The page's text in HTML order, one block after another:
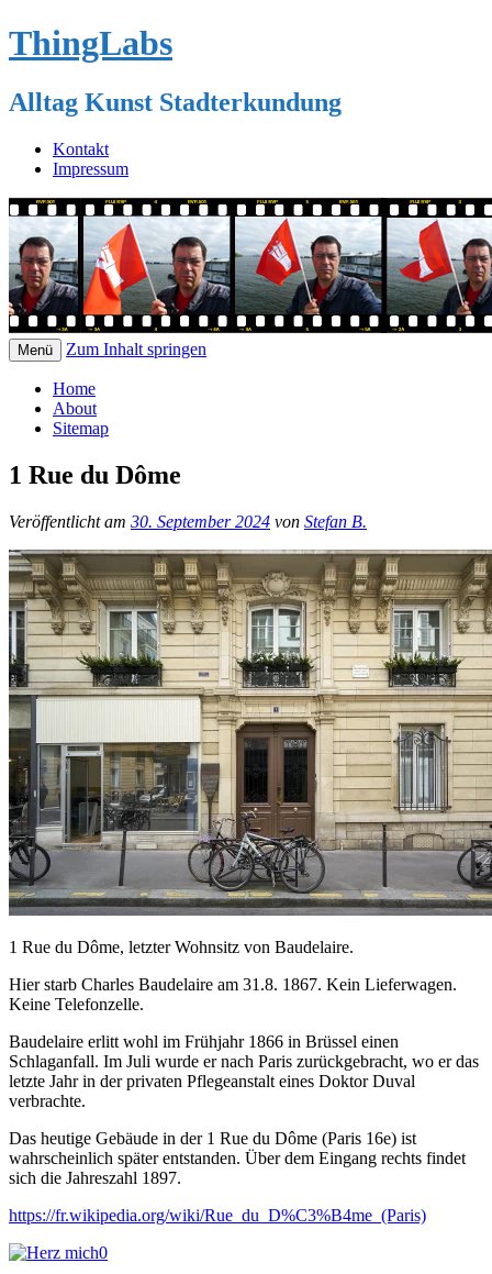
ThingLabs
Alltag Kunst Stadterkundung
Kontakt
Impressum
Menü Zum Inhalt springen
Home
About
Sitemap
1 Rue du Dôme
Veröffentlicht am 30. September 2024 von Stefan B.
1 Rue du Dôme, letzter Wohnsitz von Baudelaire.
Hier starb Charles Baudelaire am 31.8. 1867. Kein Lieferwagen.
Keine Telefonzelle.
Baudelaire erlitt wohl im Frühjahr 1866 in Brüssel einen
Schlaganfall. Im Juli wurde er nach Paris zurückgebracht, wo er das
letzte Jahr in der privaten Pflegeanstalt eines Doktor Duval
verbrachte.
Das heutige Gebäude in der 1 Rue du Dôme (Paris 16e) ist
wahrscheinlich später entstanden. Über dem Eingang rechts findet
sich die Jahreszahl 1897.
https://fr.wikipedia.org/wiki/Rue_du_D%C3%B4me_(Paris)
0